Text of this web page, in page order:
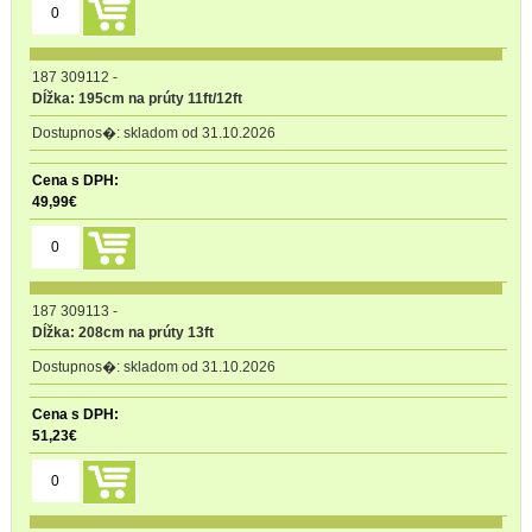
187 309112 -
Dĺžka: 195cm na prúty 11ft/12ft
skladom od 31.10.2026
49,99€
187 309113 -
Dĺžka: 208cm na prúty 13ft
skladom od 31.10.2026
51,23€